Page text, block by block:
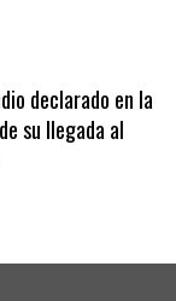
declarado en la
su llegada al